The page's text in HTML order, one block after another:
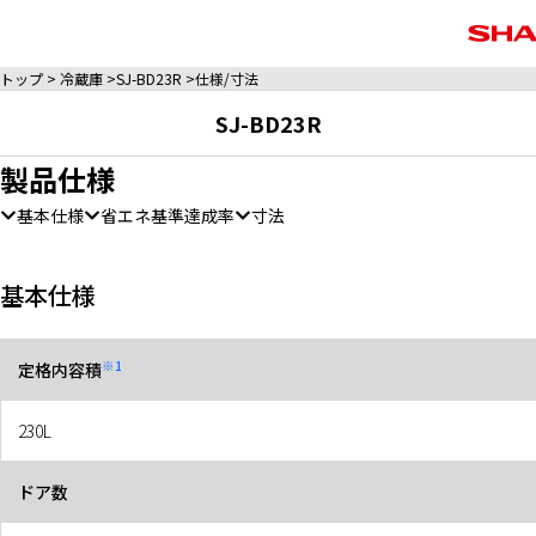
トップ 冷蔵庫 SJ-BD23R 仕様/寸法
SJ-BD23R
製品仕様
基本仕様 省エネ基準達成率 寸法
基本仕様
定格内容積※1
230L
ドア数